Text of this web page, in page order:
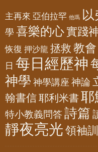
主再來 亞伯拉罕 他瑪
學 喜樂的心實踐
恢復 押沙龍 拯救 教會
日 每日經歷神
神學 神學講座 神論
翰書信耶利米書 耶
特小教義問答詩篇
靜夜亮光 領袖